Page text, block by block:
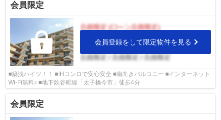
会員限定
会員登録をして限定物件を見る
■築浅ハイツ！！ ■IHコンロで安心安全 ■南向きバルコニー ■インターネット
Wi-Fi無料♪ ■地下鉄谷町線「太子橋今市」徒歩4分
会員限定